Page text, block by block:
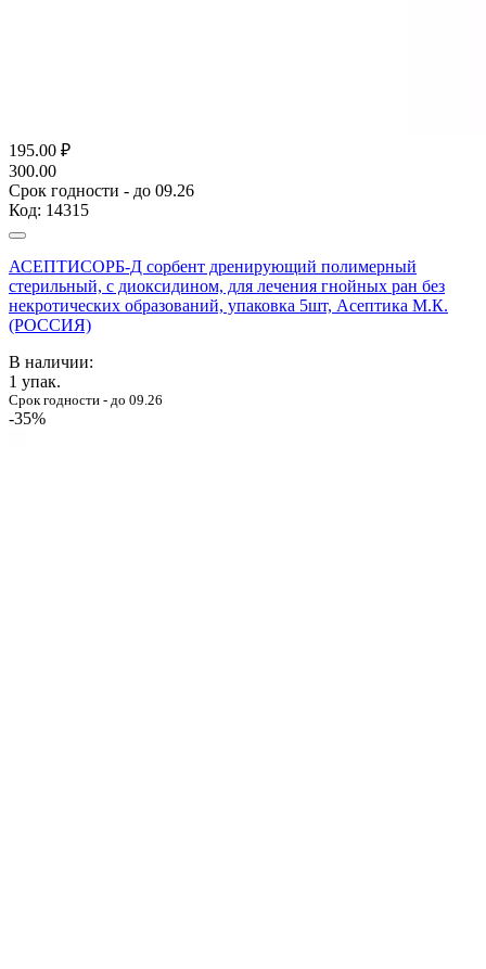
195.00 ₽
300.00
Срок годности - до 09.26
Код: 14315
АСЕПТИСОРБ-Д сорбент дренирующий полимерный
стерильный, с диоксидином, для лечения гнойных ран без
некротических образований, упаковка 5шт, Асептика М.К.
(РОССИЯ)
В наличии:
1 упак.
Срок годности - до 09.26
-35%